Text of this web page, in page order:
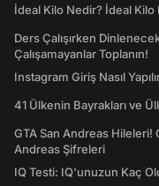
İdeal Kilo Nedir? İdeal Kilo
Ders Çalışırken
Çalışamayanlar Toplanın!
Instagram Giriş Nasıl
41 Ülkenin Bayrakları ve
GTA San Andreas Hileleri!
Andreas Şifreleri
IQ Testi: IQ'unuzun Kaç